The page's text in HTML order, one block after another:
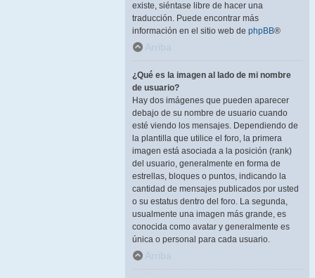
existe, siéntase libre de hacer una
traducción. Puede encontrar más
información en el sitio web de phpBB®
Arriba
¿Qué es la imagen al lado de mi nombre
de usuario?
Hay dos imágenes que pueden aparecer
debajo de su nombre de usuario cuando
esté viendo los mensajes. Dependiendo de
la plantilla que utilice el foro, la primera
imagen está asociada a la posición (rank)
del usuario, generalmente en forma de
estrellas, bloques o puntos, indicando la
cantidad de mensajes publicados por usted
o su estatus dentro del foro. La segunda,
usualmente una imagen más grande, es
conocida como avatar y generalmente es
única o personal para cada usuario.
Arriba